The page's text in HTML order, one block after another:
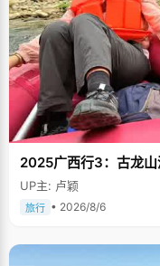
2025广西行3：古龙山
UP主: 卢颖
旅行 • 2026/8/6